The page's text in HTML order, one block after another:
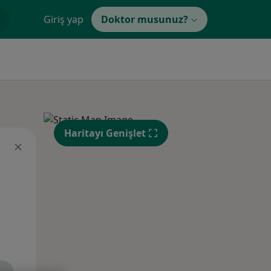
Giriş yap Doktor musunuz?
Haritayı Genişlet